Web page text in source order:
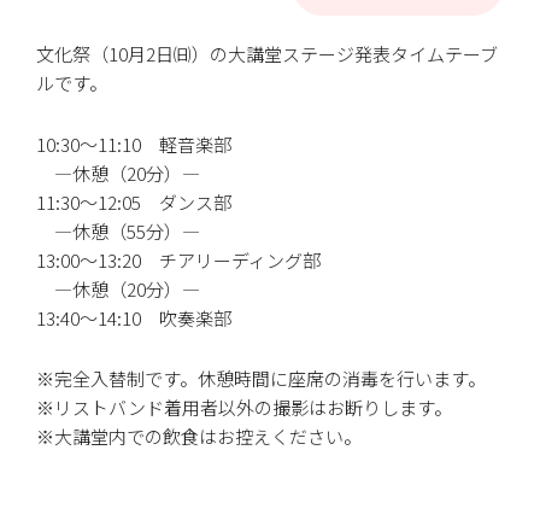
文化祭（10月2日㈰）の大講堂ステージ発表タイムテーブ
ルです。
10:30～11:10 軽音楽部
―休憩（20分）―
11:30～12:05 ダンス部
―休憩（55分）―
13:00～13:20 チアリーディング部
―休憩（20分）―
13:40～14:10 吹奏楽部
※完全入替制です。休憩時間に座席の消毒を行います。
※リストバンド着用者以外の撮影はお断りします。
※大講堂内での飲食はお控えください。